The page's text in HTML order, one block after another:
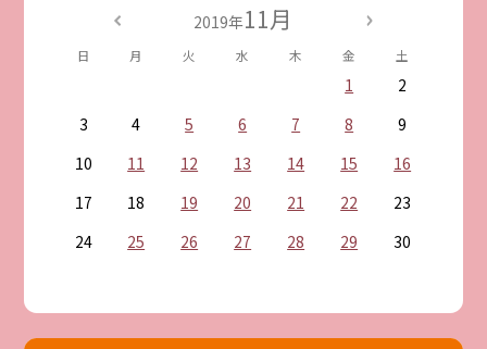
2019年11月
日 月 火 水 木 金 土
1
2
3
4 5 6 7 8
9
10
11 12 13 14 15
16
17
18 19 20 21 22
23
24
25 26 27 28 29 30